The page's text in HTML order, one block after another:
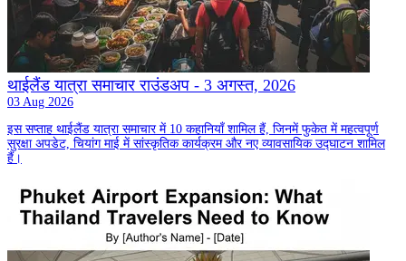
थाईलैंड यात्रा समाचार राउंडअप - 3 अगस्त, 2026
03 Aug 2026
इस सप्ताह थाईलैंड यात्रा समाचार में 10 कहानियाँ शामिल हैं, जिनमें फुकेत में महत्वपूर्ण
सुरक्षा अपडेट, चियांग माई में सांस्कृतिक कार्यक्रम और नए व्यावसायिक उद्घाटन शामिल
हैं।